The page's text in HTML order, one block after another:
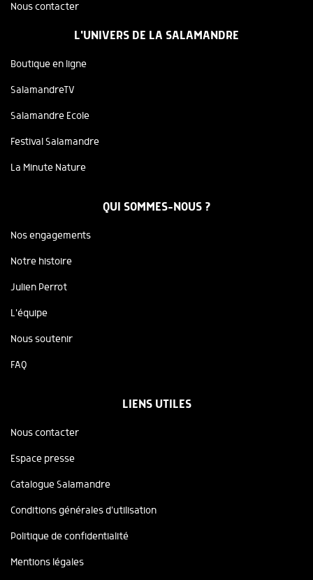
Nous contacter
L'UNIVERS DE LA SALAMANDRE
Boutique en ligne
SalamandreTV
Salamandre Ecole
Festival Salamandre
La Minute Nature
QUI SOMMES-NOUS ?
Nos engagements
Notre histoire
Julien Perrot
L'équipe
Nous soutenir
FAQ
LIENS UTILES
Nous contacter
Espace presse
Catalogue Salamandre
Conditions générales d'utilisation
Politique de confidentialité
Mentions légales